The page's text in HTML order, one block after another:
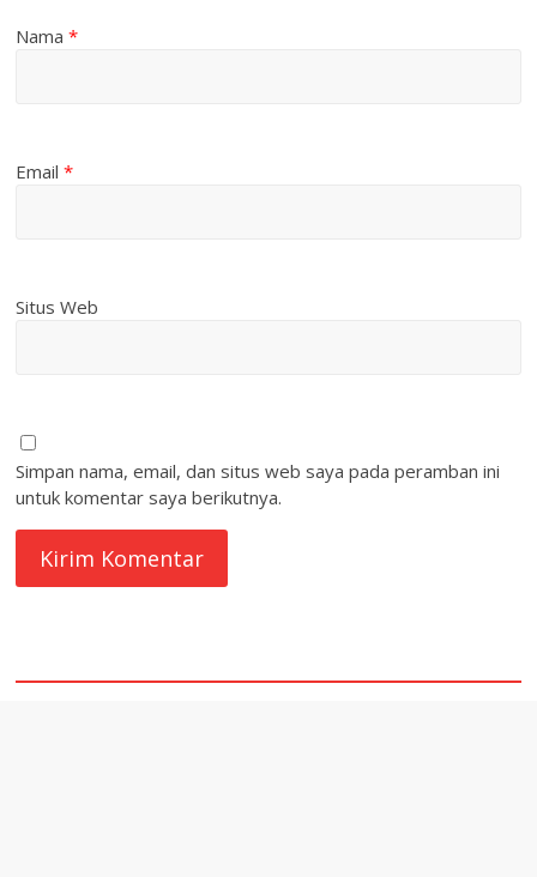
Nama*
Email*
Situs Web
Simpan nama, email, dan situs web saya pada peramban ini
untuk komentar saya berikutnya.